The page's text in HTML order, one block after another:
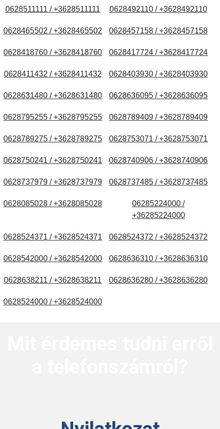
0628511111 / +3628511111 0628492110 / +3628492110
0628465502 / +3628465502 0628457158 / +3628457158
0628418760 / +3628418760 0628417724 / +3628417724
0628411432 / +3628411432 0628403930 / +3628403930
0628631480 / +3628631480 0628636095 / +3628636095
0628795255 / +3628795255 0628789409 / +3628789409
0628789275 / +3628789275 0628753071 / +3628753071
0628750241 / +3628750241 0628740906 / +3628740906
0628737979 / +3628737979 0628737485 / +3628737485
0628085028 / +3628085028
06285224000 /
+36285224000
0628524371 / +3628524371 0628524372 / +3628524372
0628542000 / +3628542000 0628636310 / +3628636310
0628638211 / +3628638211 0628636280 / +3628636280
0628524000 / +3628524000